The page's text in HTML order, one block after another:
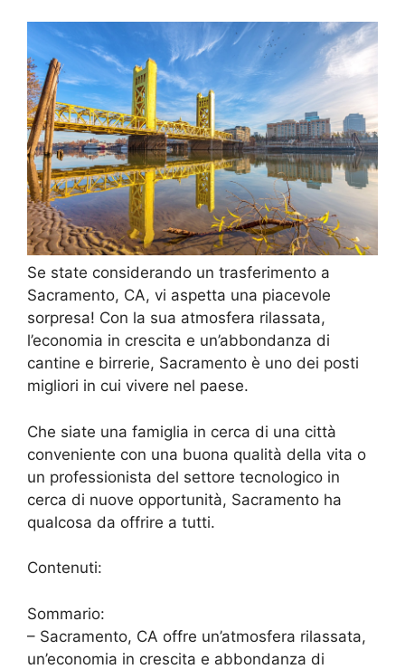
Se state considerando un trasferimento a
Sacramento, CA, vi aspetta una piacevole
sorpresa! Con la sua atmosfera rilassata,
l’economia in crescita e un’abbondanza di
cantine e birrerie, Sacramento è uno dei posti
migliori in cui vivere nel paese.
Che siate una famiglia in cerca di una città
conveniente con una buona qualità della vita o
un professionista del settore tecnologico in
cerca di nuove opportunità, Sacramento ha
qualcosa da offrire a tutti.
Contenuti:
Sommario:
– Sacramento, CA offre un’atmosfera rilassata,
un’economia in crescita e abbondanza di